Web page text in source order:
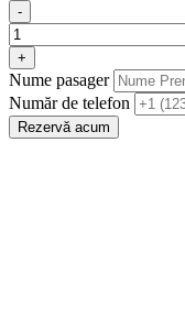
-
+
Nume pasager
Număr de telefon
Rezervă acum